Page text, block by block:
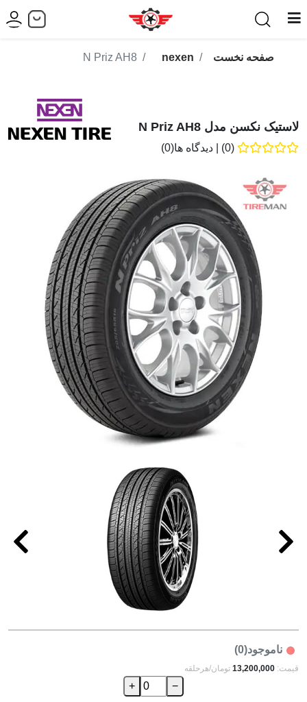
صفحه نخست nexen
N Priz AH8
لاستیک نکسن مدل N Priz AH8
(0) دیدگاه ها(0)
ناموجود(0)
قیمت: 13,200,000 تومان/هرحلقه
−
+